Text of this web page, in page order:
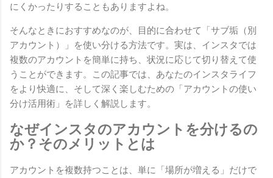
にくかったりすることもありますよね。
そんなときにおすすめなのが、目的に合わせて「サブ垢（別
アカウント）」を使い分ける方法です。実は、インスタでは
複数のアカウントを簡単に持ち、状況に応じて切り替えて使
うことができます。この記事では、あなたのインスタライフ
をより快適に、そして深く楽しむための「アカウントの使い
分け活用術」を詳しく解説します。
なぜインスタのアカウントを分けるの
か？そのメリットとは
アカウントを複数持つことは、単に「場所が増える」だけで